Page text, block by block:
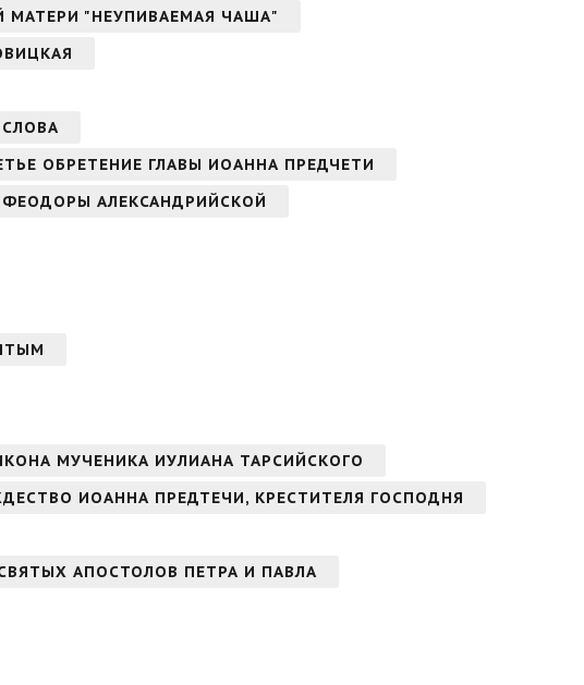
МАТЕРИ "НЕУПИВАЕМАЯ ЧАША"
ОБРЕТЕНИЕ ГЛАВЫ ИОАННА ПРЕДЧЕТИ
АЛЕКСАНДРИЙСКОЙ
МУЧЕНИКА ИУЛИАНА ТАРСИЙСКОГО
ИОАННА ПРЕДТЕЧИ, КРЕСТИТЕЛЯ ГОСПОДНЯ
АПОСТОЛОВ ПЕТРА И ПАВЛА